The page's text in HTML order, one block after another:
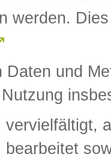
werden.
Daten und
vervielfältigt,
bearbeitet